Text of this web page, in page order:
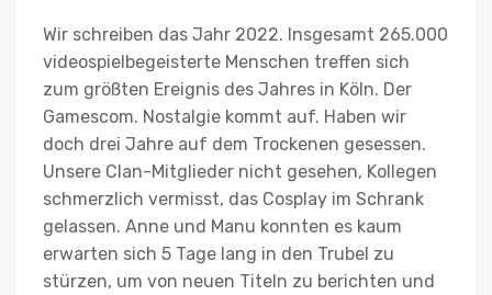
Wir schreiben das Jahr 2022. Insgesamt 265.000
videospielbegeisterte Menschen treffen sich
zum größten Ereignis des Jahres in Köln. Der
Gamescom. Nostalgie kommt auf. Haben wir
doch drei Jahre auf dem Trockenen gesessen.
Unsere Clan-Mitglieder nicht gesehen, Kollegen
schmerzlich vermisst, das Cosplay im Schrank
gelassen. Anne und Manu konnten es kaum
erwarten sich 5 Tage lang in den Trubel zu
stürzen, um von neuen Titeln zu berichten und